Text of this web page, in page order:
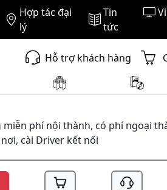
Hợp tác đại
lý
Tin
tức
Hỗ trợ khách hàng
miễn phí nội thành, có phí ngoại
cài Driver kết nối